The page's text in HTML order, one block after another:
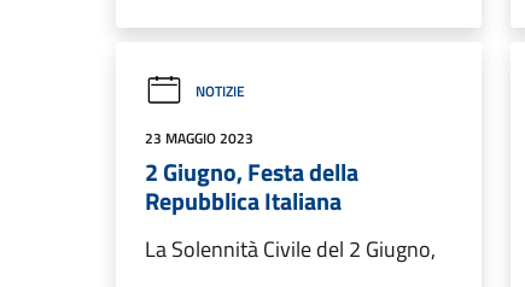
NOTIZIE
23 MAGGIO 2023
2 Giugno, Festa della
Repubblica Italiana
La Solennità Civile del 2 Giugno,